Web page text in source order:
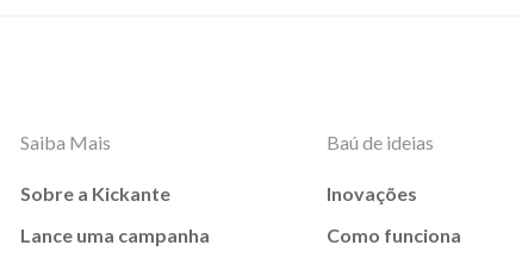
Saiba Mais
Sobre a Kickante
Lance uma campanha
Baú de ideias
Inovações
Como funciona